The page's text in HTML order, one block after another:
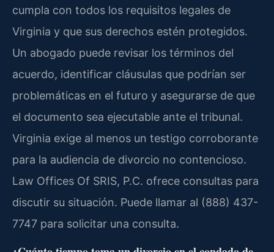
cumpla con todos los requisitos legales de
Virginia y que sus derechos estén protegidos.
Un abogado puede revisar los términos del
acuerdo, identificar cláusulas que podrían ser
problemáticas en el futuro y asegurarse de que
el documento sea ejecutable ante el tribunal.
Virginia exige al menos un testigo corroborante
para la audiencia de divorcio no contencioso.
Law Offices Of SRIS, P.C. ofrece consultas para
discutir su situación. Puede llamar al (888) 437-
7747 para solicitar una consulta.